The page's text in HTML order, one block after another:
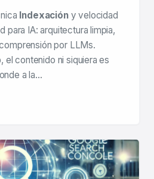
Indexacióny velocidad
para IA: arquitectura limpia,
por LLMs.
el contenido ni siquiera es
a la…